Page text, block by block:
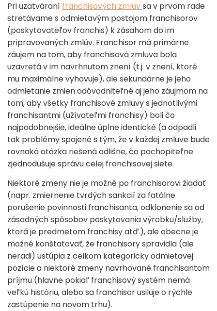
Pri uzatváraní franchisových zmluvsa v prvom rade
stretávame s odmietavým postojom franchisorov
(poskytovateľov franchis) k zásahom do im
pripravovaných zmlúv. Franchisor má primárne
záujem na tom, aby franchisová zmluva bola
uzavretá v im navrhnutom znení (t.j. v znení, ktoré
mu maximálne vyhovuje), ale sekundárne je jeho
odmietanie zmien odôvodniteľné aj jeho záujmom na
tom, aby všetky franchisové zmluvy s jednotlivými
franchisantmi (užívateľmi franchisy) boli čo
najpodobnejšie, ideálne úplne identické (a odpadli
tak problémy spojené s tým, že v každej zmluve bude
rovnaká otázka riešená odlišne, čo pochopiteľne
zjednodušuje správu celej franchisovej siete.
Niektoré zmeny nie je možné po franchisorovi žiadať
(napr. zmiernenie tvrdých sankcií za fatálne
porušenie povinnosti franchisanta, odklonenie sa od
zásadných spôsobov poskytovania výrobku/služby,
ktorá je predmetom franchisy atď.), ale obecne je
možné konštatovať, že franchisory spravidla (ale
neradi) ustúpia z celkom kategoricky odmietavej
pozície a niektoré zmeny navrhované franchisantom
príjmu (hlavne pokiaľ franchisový systém nemá
veľkú históriu, alebo sa franchisor usiluje o rýchle
zastúpenie na novom trhu).